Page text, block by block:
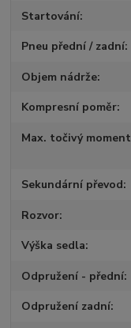
Startování
Pneu přední / zadní
Objem nádrže
Kompresní poměr
Max. točivý moment
Sekundární převod
Rozvor
Výška sedla
Odpružení - přední
Odpružení zadní